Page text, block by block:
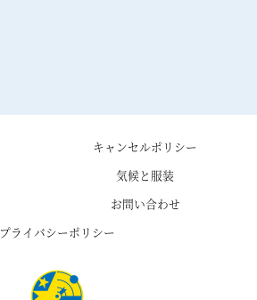
キャンセルポリシー
気候と服装
お問い合わせ
プライバシーポリシー